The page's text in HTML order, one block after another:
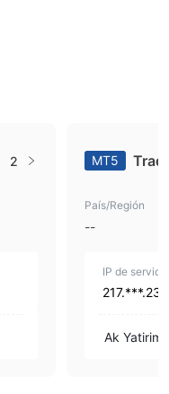
2 MT5
País/Región
--
IP de
217.***.238
Ak Yatirim